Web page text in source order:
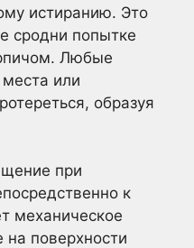
истиранию. Это
сродни попытке
Любые
или
образуя
при
к
механическое
поверхности